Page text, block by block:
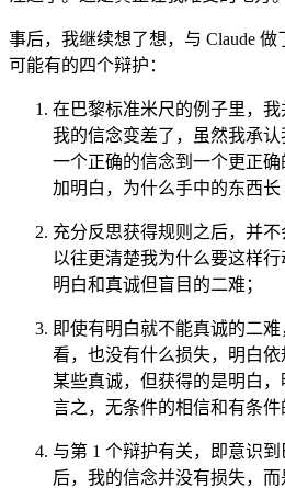
事后，我继续想了想，与 Claude
可能有的四个辩护：
在巴黎标准米尺的例子里，我
我的信念变差了，虽然我承
一个正确的信念到一个更正
加明白，为什么手中的东西长
充分反思获得规则之后，并
以往更清楚我为什么要这样
明白和真诚但盲目的二难；
即使有明白就不能真诚的二
看，也没有什么损失，明白
某些真诚，但获得的是明白
言之，无条件的相信和有条件
与第 1 个辩护有关，即意识
后，我的信念并没有损失，